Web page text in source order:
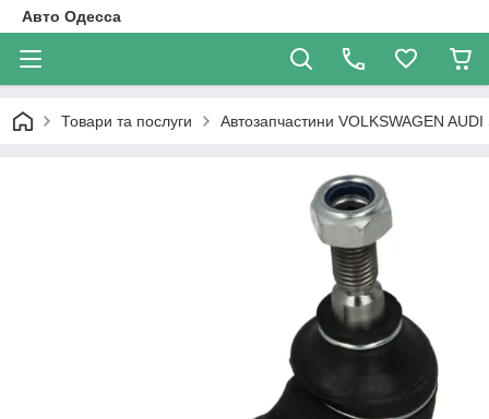
Авто Одесса
Товари та послуги Автозапчастини VOLKSWAGEN AUDI